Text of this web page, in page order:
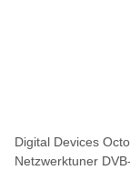
Digital Devices
Netzwerktuner